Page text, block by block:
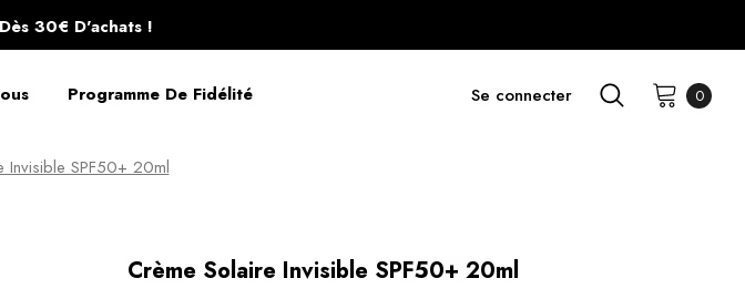
30€ D'achats !
Programme De Fidélité Se connecter 0
Invisible SPF50+ 20ml
Crème Solaire Invisible SPF50+ 20ml